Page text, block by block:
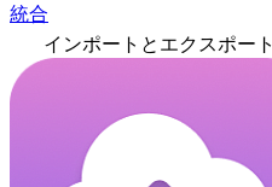
統合
インポートとエクスポート